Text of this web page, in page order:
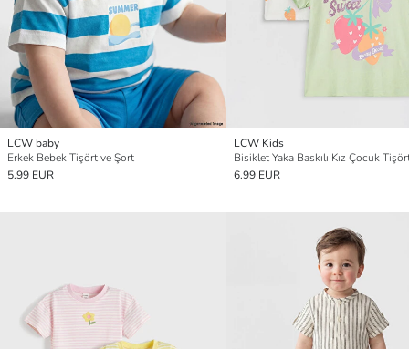
LCW baby
Erkek Bebek Tişört ve Şort
5.99 EUR
LCW Kids
Bisiklet Yaka Baskılı Kız Çocuk
6.99 EUR